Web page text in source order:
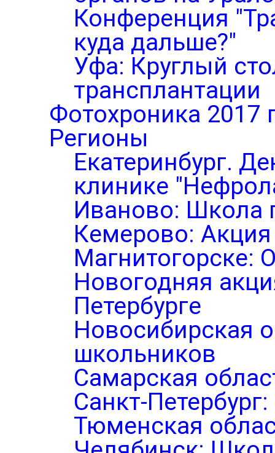
Конференция
куда дальше?"
Уфа: Круглый
трансплантации
Фотохроника 2017
Регионы
Екатеринбург.
клинике
Иваново: Школа
Кемерово:
Магнитогорске:
Новогодняя
Петербурге
Новосибирская
школьников
Самарская
Санкт-
Тюменская